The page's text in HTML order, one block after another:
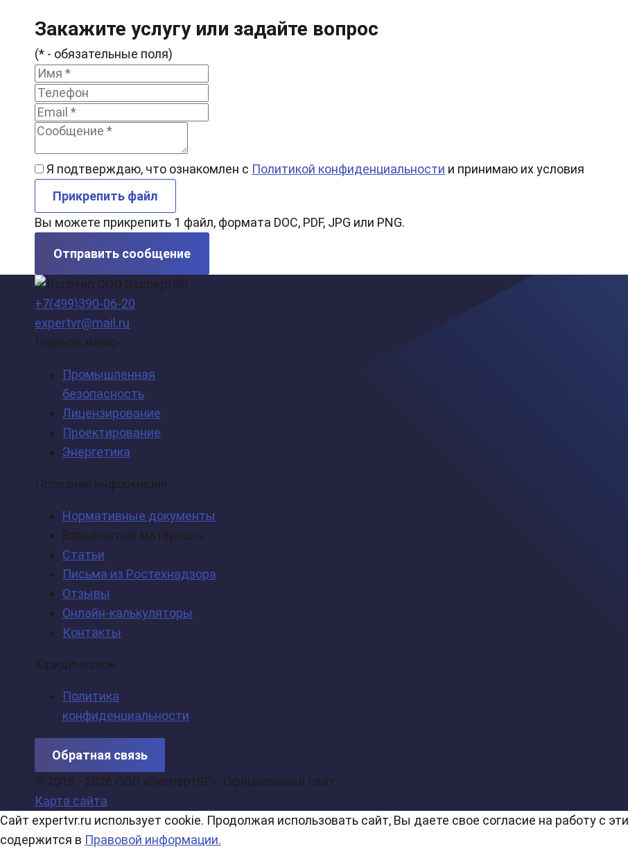
Закажите услугу или задайте вопрос
(* - обязательные поля)
Я подтверждаю, что ознакомлен с Политикой конфиденциальности и принимаю их условия
Прикрепить файл
Вы можете прикрепить 1 файл, формата DOC, PDF, JPG или PNG.
Отправить сообщение
+7(499)390-06-20
expertvr@mail.ru
Главное меню
Промышленная
безопасность
Лицензирование
Проектирование
Энергетика
Полезная информация
Нормативные документы
Взрывчатые материалы
Статьи
Письма из Ростехнадзора
Отзывы
Онлайн-калькуляторы
Контакты
Юридическое
Политика
конфиденциальности
Обратная связь
© 2016 - 2026 ООО «ЭкспертВР». Официальный сайт.
Карта сайта
Сайт expertvr.ru использует cookie. Продолжая использовать сайт, Вы даете свое согласие на работу с
содержится в Правовой информации.